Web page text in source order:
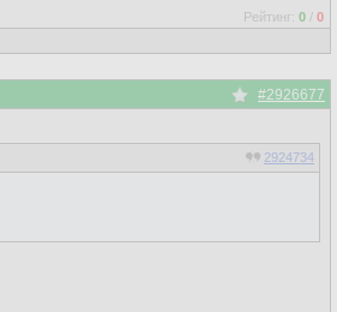
Рейтинг: 0 / 0
#2926677
2924734